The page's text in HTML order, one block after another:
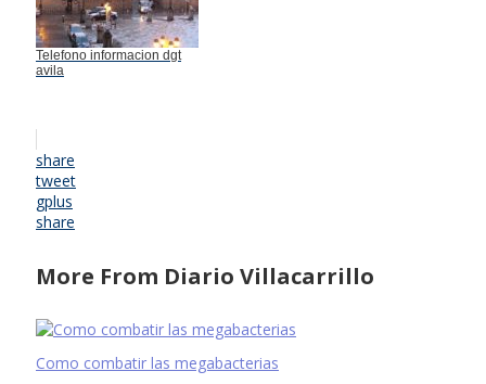
Telefono informacion dgt
avila
share
tweet
gplus
share
More From Diario Villacarrillo
Como combatir las megabacterias